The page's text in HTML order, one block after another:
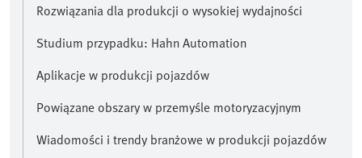
Rozwiązania dla produkcji o wysokiej wydajności
Studium przypadku: Hahn Automation
Aplikacje w produkcji pojazdów
Powiązane obszary w przemyśle motoryzacyjnym
Wiadomości i trendy branżowe w produkcji pojazdów